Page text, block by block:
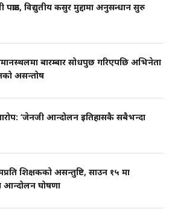
विद्युतीय कसुर मुद्दामा अनुसन्धान सुरु
बारम्बार सोधपुछ गरिएपछि अभिनेता
असन्तोष
‘जेनजी आन्दोलन इतिहासकै सबैभन्दा
शिक्षकको असन्तुष्टि, साउन १५ मा
आन्दोलन घोषणा